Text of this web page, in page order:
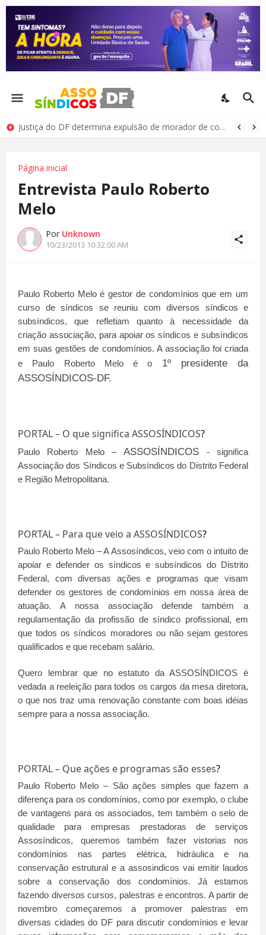
Justiça do DF determina expulsão de morador de condomínio por comportamento antissocial
Página inicial
Entrevista Paulo Roberto
Melo
Por Unknown
10/23/2013 10:32:00 AM
Paulo Roberto Melo é gestor de condomínios que em um
curso de síndicos se reuniu com diversos síndicos e
subsíndicos, que refletiam quanto à necessidade da
criação associação, para apoiar os síndicos e subsíndicos
em suas gestões de condomínios. A associação foi criada
e Paulo Roberto Melo é o 1º presidente da
ASSOSÍNDICOS-DF.
PORTAL – O que significa ASSOSÍNDICOS?
Paulo Roberto Melo –ASSOSÍNDICOS - significa
Associação dos Síndicos e Subsíndicos do Distrito Federal
e Região Metropolitana.
PORTAL – Para que veio a ASSOSÍNDICOS?
Paulo Roberto Melo – A Assosíndicos, veio com o intuito de
apoiar e defender os síndicos e subsíndicos do Distrito
Federal, com diversas ações e programas que visam
defender os gestores de condomínios em nossa área de
atuação. A nossa associação defende também a
regulamentação da profissão de síndico profissional, em
que todos os síndicos moradores ou não sejam gestores
qualificados e que recebam salário.
Quero lembrar que no estatuto da ASSOSÍNDICOS é
vedada a reeleição para todos os cargos da mesa diretora,
o que nos traz uma renovação constante com boas idéias
sempre para a nossa associação.
PORTAL – Que ações e programas são esses?
Paulo Roberto Melo – São ações simples que fazem a
diferença para os condomínios, como por exemplo, o clube
de vantagens para os associados, tem também o selo de
qualidade para empresas prestadoras de serviços
Assosíndicos, queremos também fazer vistorias nos
condomínios nas partes elétrica, hidráulica e na
conservação estrutural e a assosindicos vai emitir laudos
sobre a conservação dos condomínios. Já estamos
fazendo diversos cursos, palestras e encontros. A partir de
novembro começaremos a promover palestras em
diversas cidades do DF para discutir condomínios e levar